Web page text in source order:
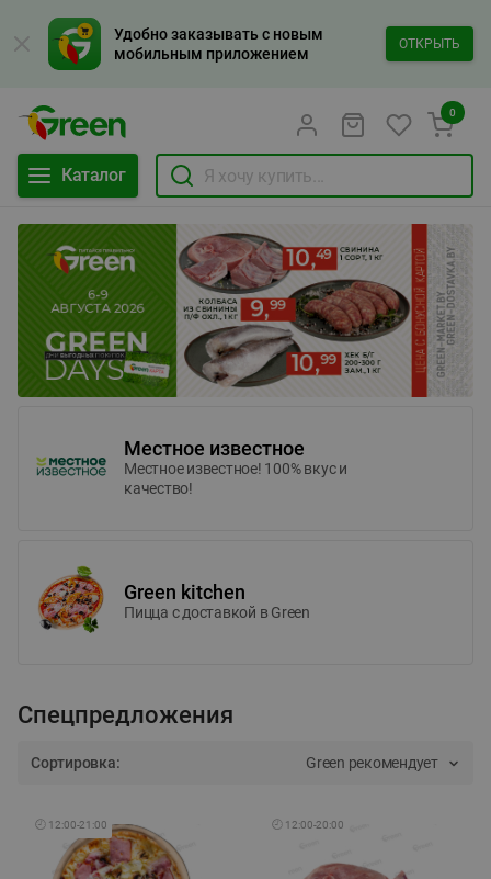
Удобно заказывать с новым
мобильным приложением
ОТКРЫТЬ
Каталог
0
Местное известное
Местное известное! 100% вкус и
качество!
Green kitchen
Пицца c доставкой в Green
Спецпредложения
Сортировка: Green рекомендует
🕘 12:00-21:00 🕘 12:00-20:00